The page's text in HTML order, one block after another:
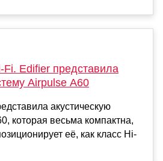
Edifier представила
Airpulse A60
акустическую
которая весьма компактна,
её, как класс Hi-